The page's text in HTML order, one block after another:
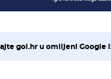
gol.hr u omiljeni Google